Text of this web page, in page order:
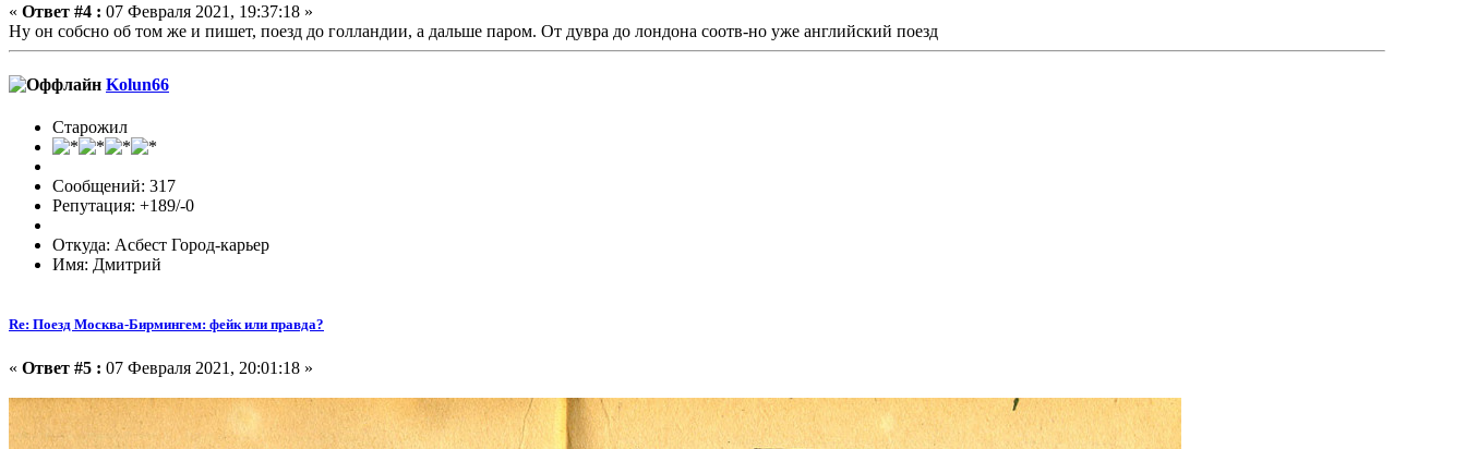
« Ответ #4 : 07 Февраля 2021, 19:37:18 »
Ну он собсно об том же и пишет, поезд до голландии, а дальше паром. От дувра до лондона соотв-но уже английский поезд
Kolun66
Старожил
Сообщений: 317
Репутация: +189/-0
Откуда: Асбест Город-карьер
Имя: Дмитрий
Re: Поезд Москва-Бирмингем: фейк или правда?
« Ответ #5 : 07 Февраля 2021, 20:01:18 »